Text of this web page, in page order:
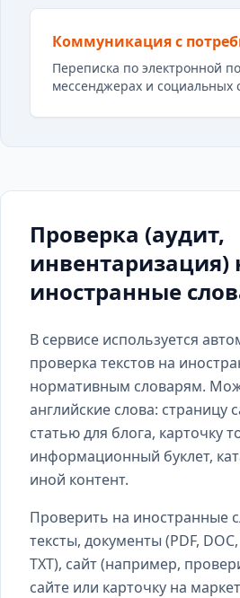
Коммуникация с
Переписка по электронной
мессенджерах и социальных
Проверка (аудит,
инвентаризация)
иностранные
В сервисе используется
проверка текстов на
нормативным словарям.
английские слова: страницу
статью для блога, карточку
информационный буклет,
иной контент.
Проверить на иностранные
тексты, документы (PDF,
TXT), сайт (например,
сайте или карточку на